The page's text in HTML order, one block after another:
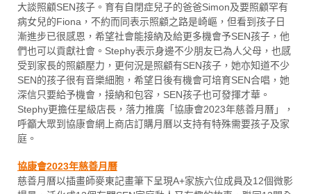
大談照顧SEN孩子。育有自閉症兒子的爸爸Simon及要照顧罕有
病女兒的Fiona，不約而同表示照顧之路是崎嶇，但看到孩子日
漸進步已很感恩，希望社會能接納及給更多機會予SEN孩子，他
們也可以貢獻社會。Stephy表示身邊不少朋友已為人父母，也感
受到家長的照顧壓力，更何況是照顧有SEN孩子，她亦知道不少
SEN的孩子很有音樂細胞，希望日後有機會可培育SEN合唱，她
深信只要給予機會，接納和包容，SEN孩子也可發揮才華。
Stephy更擔任星級店長，落力推廣「協康會2023年慈善月曆」，
呼籲大眾到協康會網上商店訂購月曆以支持有特殊需要孩子及家
庭。
協康會2023年慈善月曆
慈善月曆以插畫師麥東記畫筆下呈現A+家族六位成員及12個微影